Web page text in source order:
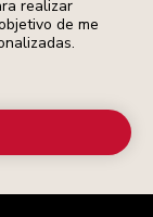
realizar
de me